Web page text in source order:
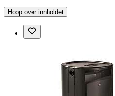
Hopp over innholdet